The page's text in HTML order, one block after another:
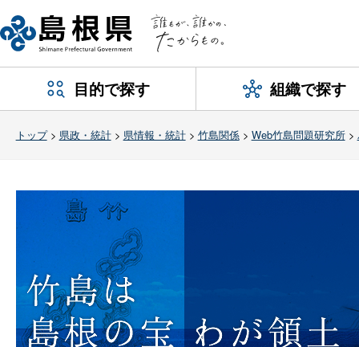
目的で探す 組織で探す
トップ> 県政・統計> 県情報・統計> 竹島関係> Web竹島問題研究所>